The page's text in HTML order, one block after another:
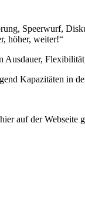
Speerwurf,
höher, weiter!“
Ausdauer,
Kapazitäten in
auf der Webseite